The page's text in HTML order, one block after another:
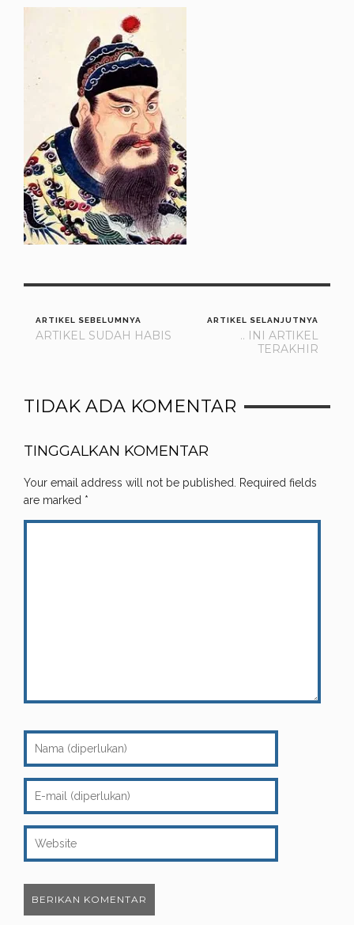
ARTIKEL SEBELUMNYA
ARTIKEL SUDAH HABIS
ARTIKEL SELANJUTNYA
.. INI ARTIKEL
TERAKHIR
TIDAK ADA KOMENTAR
TINGGALKAN KOMENTAR
Your email address will not be published. Required fields
are marked *